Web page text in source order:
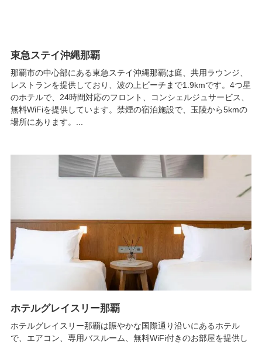
東急ステイ沖縄那覇
那覇市の中心部にある東急ステイ沖縄那覇は庭、共用ラウンジ、
レストランを提供しており、波の上ビーチまで1.9kmです。4つ星
のホテルで、24時間対応のフロント、コンシェルジュサービス、
無料WiFiを提供しています。禁煙の宿泊施設で、玉陵から5kmの
場所にあります。...
ホテルグレイスリー那覇
ホテルグレイスリー那覇は賑やかな国際通り沿いにあるホテル
で、エアコン、専用バスルーム、無料WiFi付きのお部屋を提供し